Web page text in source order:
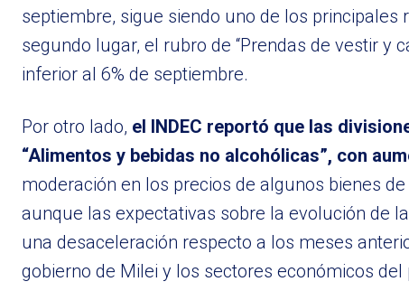
septiembre, sigue siendo uno de los
segundo lugar, el rubro de “Prendas de vestir y
inferior al 6% de septiembre.
Por otro lado, el INDEC reportó que las
“Alimentos y bebidas no alcohólicas”, con
moderación en los precios de algunos bienes
aunque las expectativas sobre la evolución de
una desaceleración respecto a los meses
gobierno de Milei y los sectores económicos del